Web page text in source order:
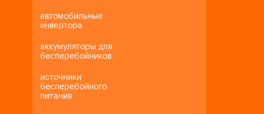
автомобильные
инвертора
аккумуляторы для
бесперебойников
источники
бесперебойного
питания